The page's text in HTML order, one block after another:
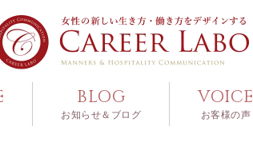
BLOG
お知らせ＆ブログ
VOICE
お客様の声